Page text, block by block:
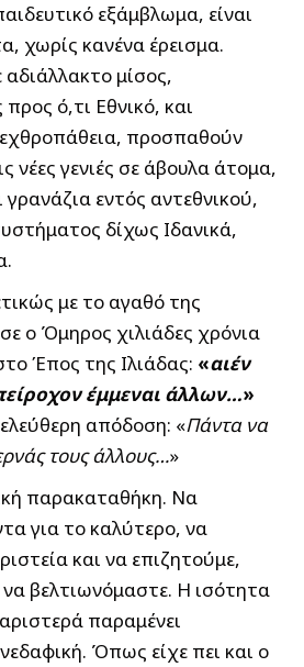
εξάμβλωμα, είναι
χωρίς κανένα έρεισμα.
αδιάλλακτο μίσος,
ό,τι Εθνικό, και
προσπαθούν
νέες γενιές σε άβουλα άτομα,
γρανάζια εντός αντεθνικού,
δίχως Ιδανικά,
με το αγαθό της
ο Όμηρος χιλιάδες χρόνια
Έπος της Ιλιάδας: «αιέν
έμμεναι άλλων…»
απόδοση: «Πάντα να
τους άλλους…»
παρακαταθήκη. Να
για το καλύτερο, να
και να επιζητούμε,
βελτιωνόμαστε. Η ισότητα
παραμένει
Όπως είχε πει και ο